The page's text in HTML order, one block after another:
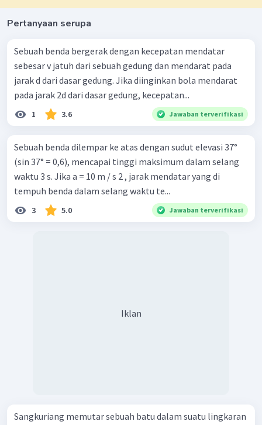
Pertanyaan serupa
Sebuah benda bergerak dengan kecepatan mendatar
sebesar v jatuh dari sebuah gedung dan mendarat pada
jarak d dari dasar gedung. Jika diinginkan bola mendarat
pada jarak 2d dari dasar gedung, kecepatan...
1 3.6 Jawaban terverifikasi
Sebuah benda dilempar ke atas dengan sudut elevasi 37°
(sin 37° = 0,6), mencapai tinggi maksimum dalam selang
waktu 3 s. Jika a = 10 m / s 2 , jarak mendatar yang di
tempuh benda dalam selang waktu te...
3 5.0 Jawaban terverifikasi
Iklan
Sangkuriang memutar sebuah batu dalam suatu lingkaran